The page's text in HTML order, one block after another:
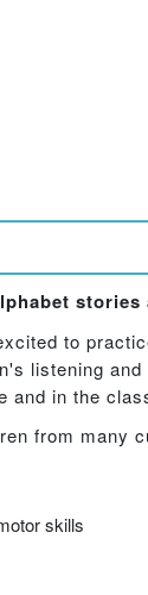
to
listening
and in the
from many
skills